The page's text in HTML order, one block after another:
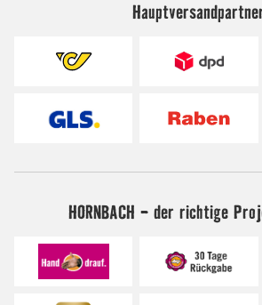
HORNBACH - der richtige